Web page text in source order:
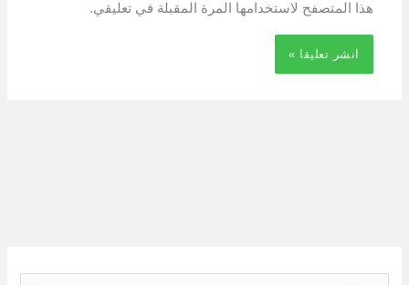
هذا المتصفح لاستخدامها المرة المقبلة في تعليقي.